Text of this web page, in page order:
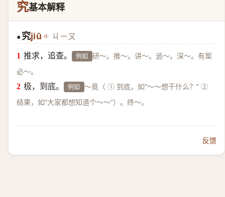
究基本解释
● 究jiū ㄐㄧㄡ
推求，追查。 例如 研～。推～。讲～。追～。深～。有案
必～。
极，到底。 例如 ～竟（ ① 到底，如“～～想干什么？” ②
结果，如“大家都想知道个～～”）。终～。
反馈